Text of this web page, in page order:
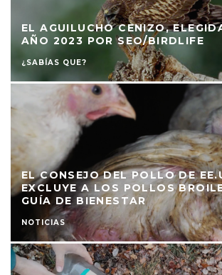
EL AGUILUCHO CENIZO,
AÑO 2023 POR SEO/BIRDLIFE
¿SABÍAS QUE?
EL CONSEJO DEL POLLO DE
EXCLUYE A LOS POLLOS
GUÍA DE BIENESTAR
NOTICIAS